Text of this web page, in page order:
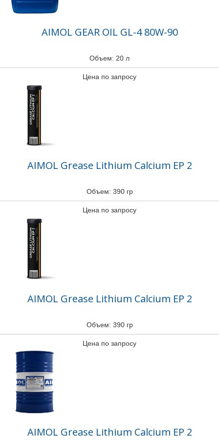
AIMOL GEAR OIL GL-4 80W-90
Объем: 20 л
Цена по запросу
AIMOL Grease Lithium Calcium EP 2
Объем: 390 гр
Цена по запросу
AIMOL Grease Lithium Calcium EP 2
Объем: 390 гр
Цена по запросу
AIMOL Grease Lithium Calcium EP 2